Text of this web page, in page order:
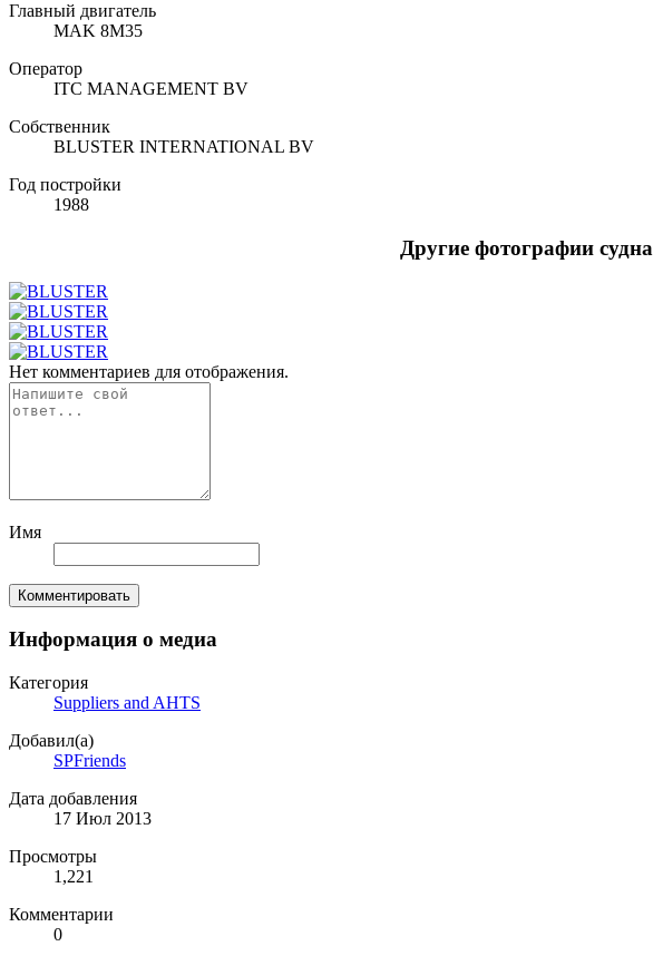
Главный двигатель
MAK 8M35
Оператор
ITC MANAGEMENT BV
Собственник
BLUSTER INTERNATIONAL BV
Год постройки
1988
Другие фотографии судна
Нет комментариев для отображения.
Имя
Комментировать
Информация о медиа
Категория
Suppliers and AHTS
Добавил(а)
SPFriends
Дата добавления
17 Июл 2013
Просмотры
1,221
Комментарии
0